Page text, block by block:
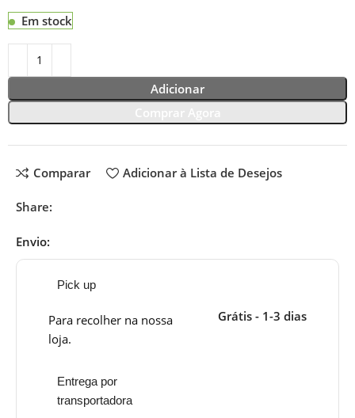
Em stock
Adicionar
Comparar Adicionar à Lista de Desejos
Share:
Envio:
Pick up
Para recolher na nossa
loja.
Grátis - 1-3 dias
Entrega por
transportadora